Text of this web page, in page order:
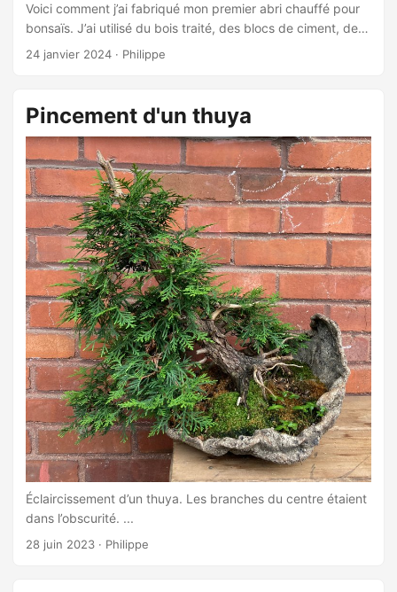
Voici comment j’ai fabriqué mon premier abri chauffé pour
bonsaïs. J’ai utilisé du bois traité, des blocs de ciment, de
l’isolant rigide et un thermostat STC-1000. Deux ampoules
...
24 janvier 2024 · Philippe
Pincement d'un thuya
Éclaircissement d’un thuya. Les branches du centre étaient
dans l’obscurité. ...
28 juin 2023 · Philippe